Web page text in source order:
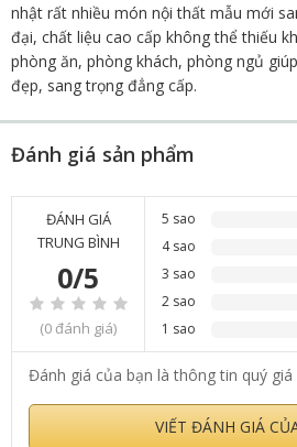
nhật rất nhiều món nội thất mẫu mới
đại, chất liệu cao cấp không thể thiếu
phòng ăn, phòng khách, phòng ngủ
đẹp, sang trọng đẳng cấp.
Đánh giá sản phẩm
ĐÁNH GIÁ
TRUNG BÌNH
0/5
(0 đánh giá)
5 sao
4 sao
3 sao
2 sao
1 sao
Đánh giá của bạn là thông tin quý
VIẾT ĐÁNH GIÁ